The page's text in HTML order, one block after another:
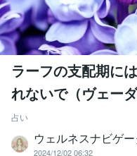
ラーフの支配期に
れないで（ヴェーダ
占い
ウェルネスナビゲ
2024/12/02 06:32